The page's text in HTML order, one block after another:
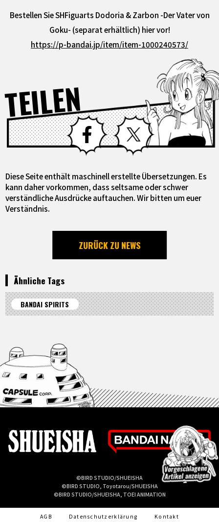
Bestellen Sie SHFiguarts Dodoria & Zarbon -Der Vater von
Goku- (separat erhältlich) hier vor!
https://p-bandai.jp/item/item-1000240573/
TEILEN Facebook X
Diese Seite enthält maschinell erstellte Übersetzungen. Es
kann daher vorkommen, dass seltsame oder schwer
verständliche Ausdrücke auftauchen. Wir bitten um euer
Verständnis.
ZURÜCK ZU NEWS
Ähnliche Tags
BANDAI SPIRITS
©BIRD STUDIO/SHUEISHA
©BIRD STUDIO, Toyotarou/SHUEISHA
©BIRD STUDIO/SHUEISHA, TOEI ANIMATION
AGB Datenschutzerklärung Kontakt